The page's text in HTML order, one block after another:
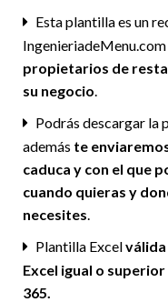
Esta plantilla es un
propietarios de
su negocio.
Podrás descargar la
además te
caduca y con el que
cuando quieras y
necesites.
Plantilla Excel
Excel igual o
365.